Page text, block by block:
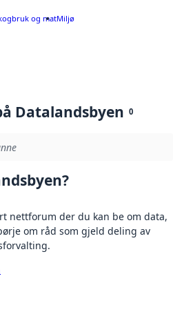
og matMiljø
Datalandsbyen 0
nettforum der du kan be om data,
om råd som gjeld deling av